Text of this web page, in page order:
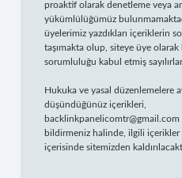
proaktif olarak denetleme veya
yükümlülüğümüz
üyelerimiz yazdıkları içeriklerin
taşımakta olup, siteye üye olarak
sorumluluğu kabul etmiş
Hukuka ve yasal düzenlemelere
düşündüğünüz içerikleri,
backlinkpanelicomtr@gmail.com
bildirmeniz halinde, ilgili içerikler
içerisinde sitemizden